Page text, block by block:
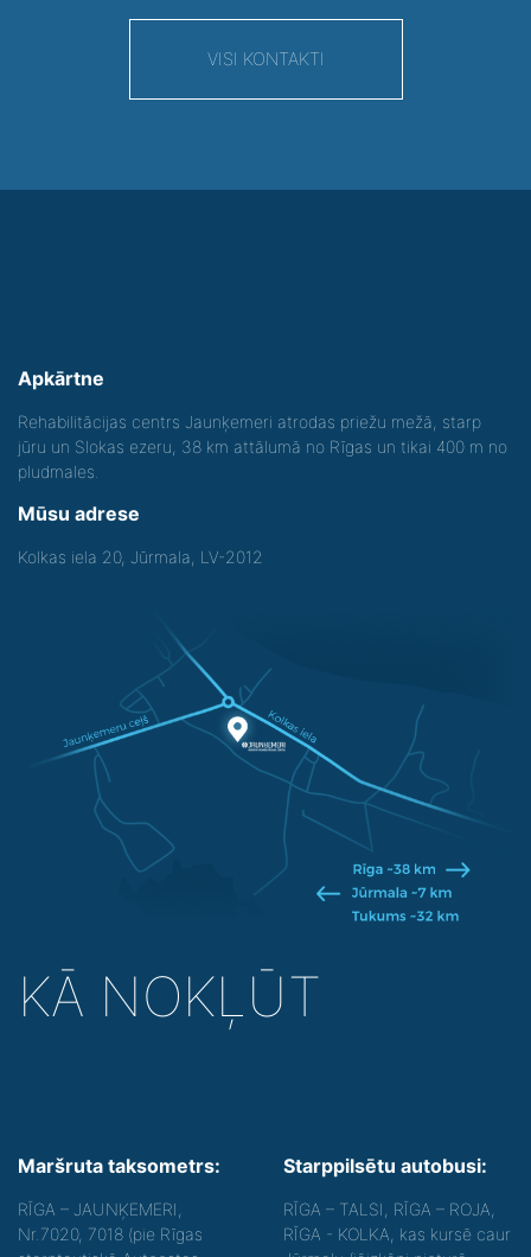
VISI KONTAKTI
Apkārtne
Rehabilitācijas centrs Jaunķemeri atrodas priežu mežā, starp
jūru un Slokas ezeru, 38 km attālumā no Rīgas un tikai 400 m no
pludmales.
Mūsu adrese
Kolkas iela 20, Jūrmala, LV-2012
KĀ NOKĻŪT
Maršruta taksometrs:
RĪGA – JAUNĶEMERI,
Nr.7020, 7018 (pie Rīgas
Starppilsētu autobusi:
RĪGA – TALSI, RĪGA – ROJA,
RĪGA - KOLKA, kas kursē caur